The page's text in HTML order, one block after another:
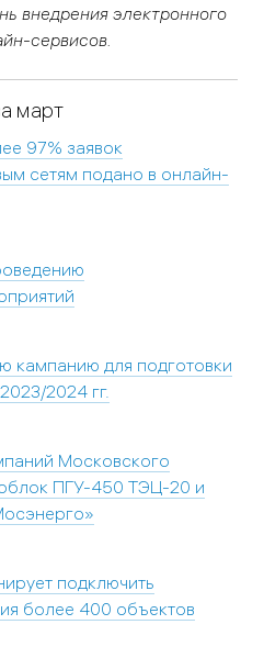
внедрения электронного
сервисов.
март
97% заявок
сетям подано в онлайн-
кампанию для подготовки
2024 гг.
Московского
ПГУ-450 ТЭЦ-20 и
подключить
более 400 объектов